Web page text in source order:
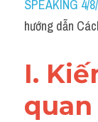
SPEAKING 4/
hướng dẫn
I.
quan